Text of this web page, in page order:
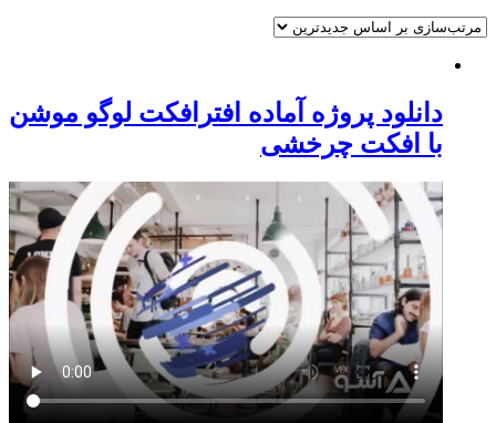
دانلود پروژه آماده افترافکت لوگو موشن
با افکت چرخشی